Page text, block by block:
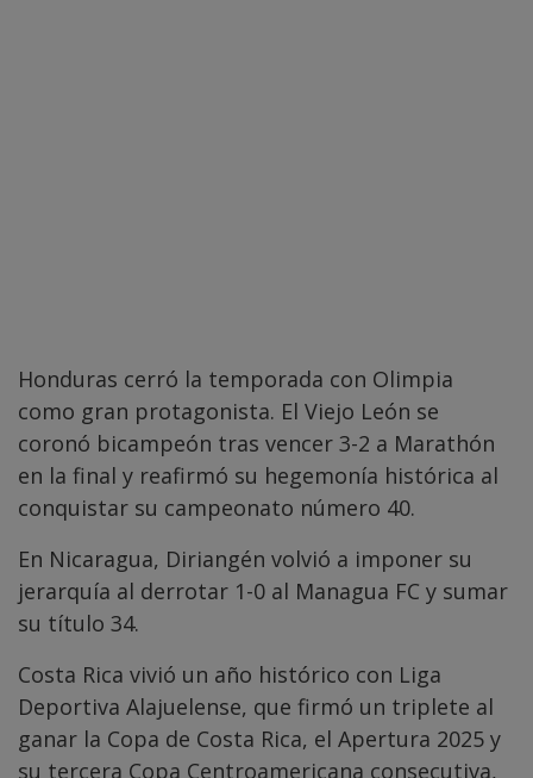
Honduras cerró la temporada con Olimpia
como gran protagonista. El Viejo León se
coronó bicampeón tras vencer 3-2 a Marathón
en la final y reafirmó su hegemonía histórica al
conquistar su campeonato número 40.
En Nicaragua, Diriangén volvió a imponer su
jerarquía al derrotar 1-0 al Managua FC y sumar
su título 34.
Costa Rica vivió un año histórico con Liga
Deportiva Alajuelense, que firmó un triplete al
ganar la Copa de Costa Rica, el Apertura 2025 y
su tercera Copa Centroamericana consecutiva,